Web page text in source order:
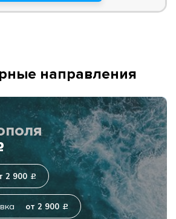
направления
2 900 c
от 2 900 c